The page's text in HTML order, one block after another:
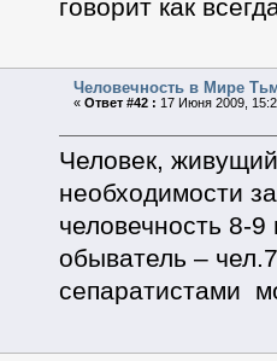
говорит как
Человечность в Мире
«Ответ #42 : 17 Июня 2009,
Человек,
необходимости
человечность 8-
обыватель –
сепаратистами